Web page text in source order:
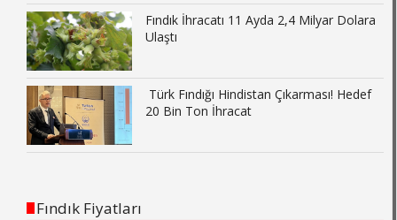
Fındık İhracatı 11 Ayda 2,4 Milyar Dolara
Ulaştı
Türk Fındığı Hindistan Çıkarması! Hedef
20 Bin Ton İhracat
Fındık Fiyatları